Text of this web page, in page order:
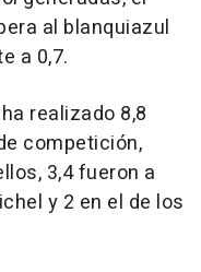
al blanquiazul
a 0,7.
realizado 8,8
competición,
3,4 fueron a
y 2 en el de los